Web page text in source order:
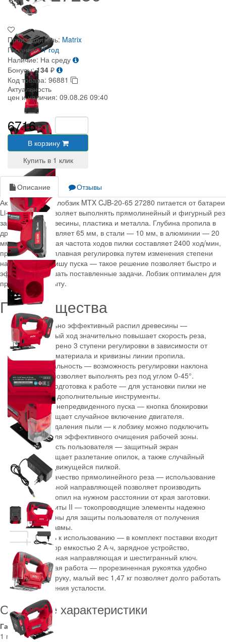
Производитель: Matrix
Гарантия: 1 год
Наличие: На среду
Бонусы: 134 ₽
Код товара: 96881
Актуальность
цен и наличия: 09.08.26 09:40
6716₽
В корзину
Описание
Отзывы
Аккумуляторный лобзик MTX CJB-20-65 27280 питается от батареи
Li-Ion 20 В и позволяет выполнять прямолинейный и фигурный рез
заготовок из древесины, пластика и металла. Глубина пропила в
древесине составляет 65 мм, в стали — 10 мм, в алюминии — 20
мм. Максимальная частота ходов пилки составляет 2400 ход/мин,
предусмотрена плавная регулировка путем изменения степени
нажатия на клавишу пуска — такое решение позволяет быстро и
эффективно решать поставленные задачи. Лобзик оптимален для
применения в быту.
Преимущества
Максимально эффективный распил древесины —
маятниковый ход значительно повышает скорость реза,
предусмотрено 3 ступени регулировки в зависимости от
твердости материала и кривизны линии пропила.
Функциональность — возможность регулировки наклона
подошвы позволяет выполнять рез под углом 0-45°.
Быстрая подготовка к работе — для установки пилки не
требуются дополнительные инструменты.
Защита от непредвиденного пуска — кнопка блокировки
предотвращает случайное включение двигателя.
Система удаления пыли — к лобзику можно подключить
пылесос для эффективного очищения рабочей зоны.
Безопасность пользователя — защитный экран
предотвращает разлетание опилок, а также случайный
контакт с движущейся пилкой.
Высокое качество прямолинейного реза — использование
параллельной направляющей позволяет производить
ровный пропил на нужном расстоянии от края заготовки.
Класс защиты II — токопроводящие элементы надежно
изолированы для защиты пользователя от получения
электротравмы.
Готовность к использованию — в комплект поставки входит
аккумулятор емкостью 2 А·ч, зарядное устройство,
параллельная направляющая и шестигранный ключ.
Комфортная работа — прорезиненная рукоятка удобно
ложится в руку, малый вес 1,47 кг позволяет долго работать
без ощущения усталости.
Основные характеристики
Гарантия
1 год